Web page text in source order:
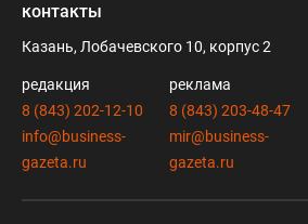
контакты
Казань, Лобачевского 10, корпус 2
редакция
8 (843) 202-12-10
info@business-
gazeta.ru
реклама
8 (843) 203-48-47
mir@business-
gazeta.ru